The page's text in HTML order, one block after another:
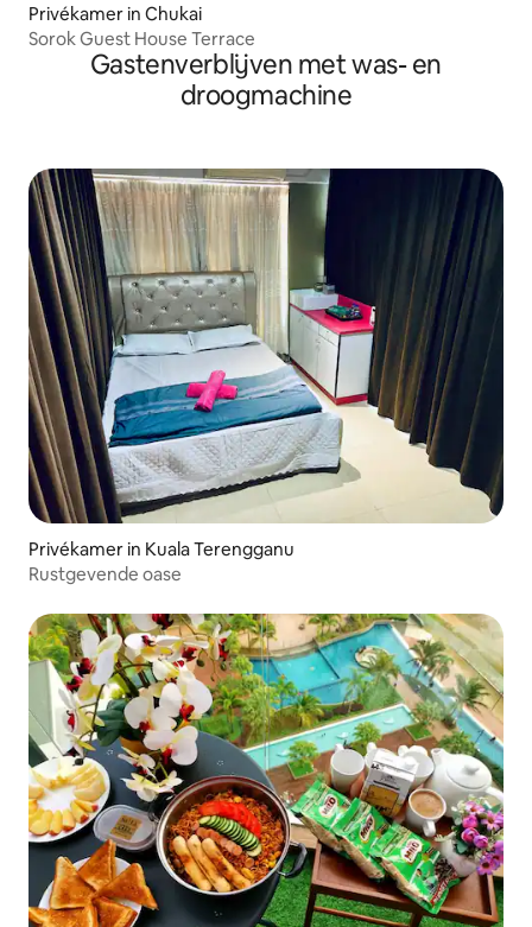
Privékamer in Chukai
Sorok Guest House Terrace
Gastenverblijven met was- en
droogmachine
Privékamer in Kuala Terengganu
Rustgevende oase